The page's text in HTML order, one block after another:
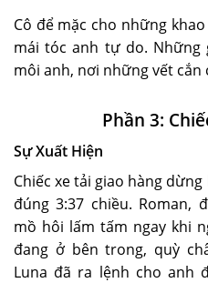
Cô để mặc cho những
mái tóc anh tự do.
môi anh, nơi những vết cắn
Phần 3:
Sự Xuất Hiện
Chiếc xe tải giao hàng
đúng 3:37 chiều. Roman,
mồ hôi lấm tấm ngay khi
đang ở bên trong, quỳ
Luna đã ra lệnh cho anh